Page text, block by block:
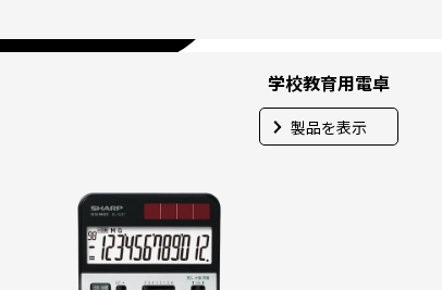
学校教育用電卓
製品を表示